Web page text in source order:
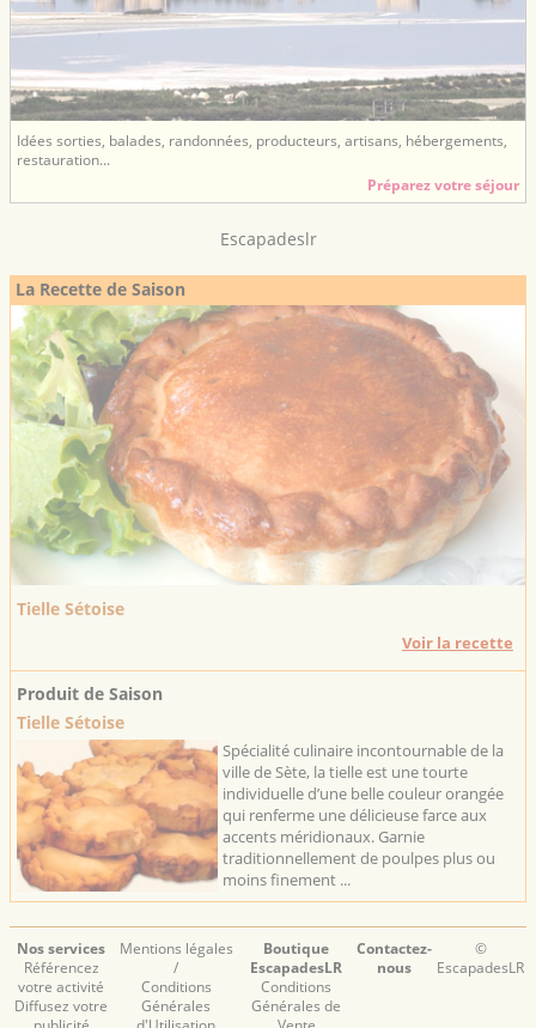
Idées sorties, balades, randonnées, producteurs, artisans, hébergements,
restauration...
Préparez votre séjour
Escapadeslr
La Recette de Saison
Tielle Sétoise
Voir la recette
Produit de Saison
Tielle Sétoise
Spécialité culinaire incontournable de la
ville de Sète, la tielle est une tourte
individuelle d’une belle couleur orangée
qui renferme une délicieuse farce aux
accents méridionaux. Garnie
traditionnellement de poulpes plus ou
moins finement ...
Nos services
Référencez
votre activité
Diffusez votre
Mentions légales
/
Conditions
Générales
Boutique
EscapadesLR
Conditions
Générales de
Contactez-
nous
©
EscapadesLR